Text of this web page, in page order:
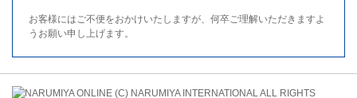
お客様にはご不便をおかけいたしますが、何卒ご理解いただきますよ
うお願い申し上げます。